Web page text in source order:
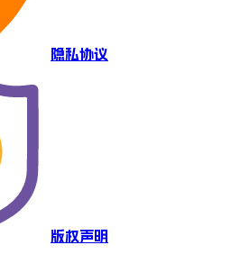
隐私协议
版权声明